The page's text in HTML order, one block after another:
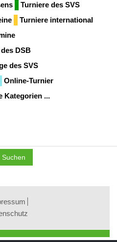
Turniere des SVS
Turniere international
DSB
des SVS
Online-Turnier
Kategorien ...
Suchen